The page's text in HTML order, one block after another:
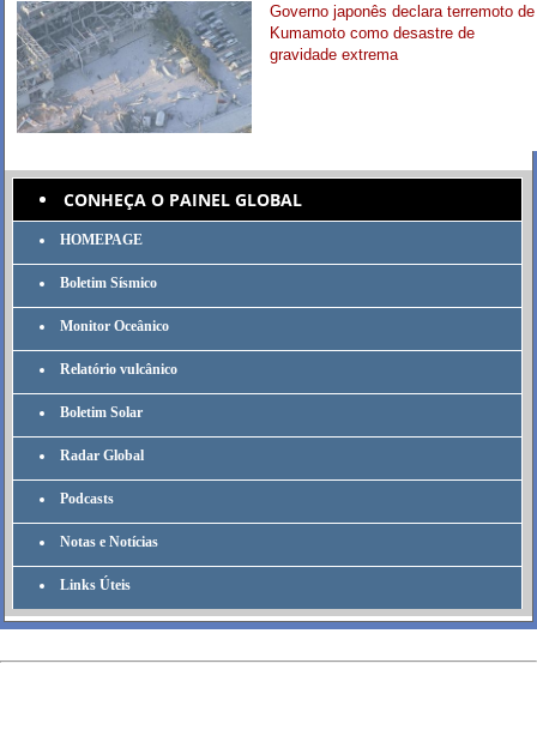
Governo japonês declara terremoto de
Kumamoto como desastre de
gravidade extrema
CONHEÇA O PAINEL GLOBAL
HOMEPAGE
Boletim Sísmico
Monitor Oceânico
Relatório vulcânico
Boletim Solar
Radar Global
Podcasts
Notas e Notícias
Links Úteis